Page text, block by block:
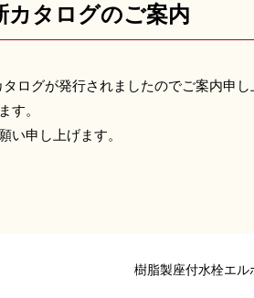
タログのご案内
ログが発行されましたのでご案内申し
す。
い申し上げます。
樹脂製座付水栓エ